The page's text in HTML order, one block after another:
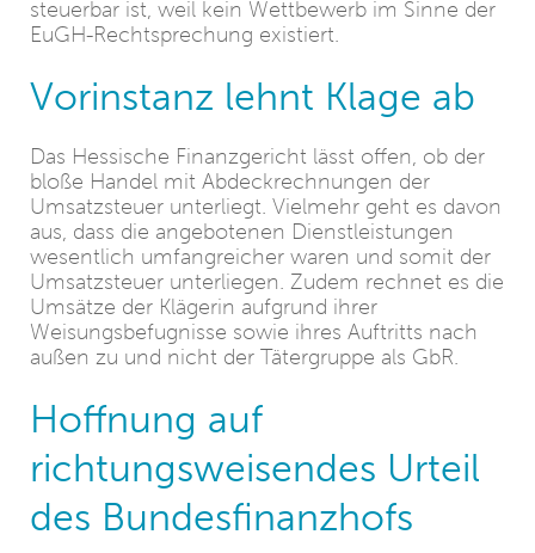
steuerbar ist, weil kein Wettbewerb im Sinne der
EuGH-Rechtsprechung existiert.
Vorinstanz lehnt Klage ab
Das Hessische Finanzgericht lässt offen, ob der
bloße Handel mit Abdeckrechnungen der
Umsatzsteuer unterliegt. Vielmehr geht es davon
aus, dass die angebotenen Dienstleistungen
wesentlich umfangreicher waren und somit der
Umsatzsteuer unterliegen. Zudem rechnet es die
Umsätze der Klägerin aufgrund ihrer
Weisungsbefugnisse sowie ihres Auftritts nach
außen zu und nicht der Tätergruppe als GbR.
Hoffnung auf
richtungsweisendes Urteil
des Bundesfinanzhofs